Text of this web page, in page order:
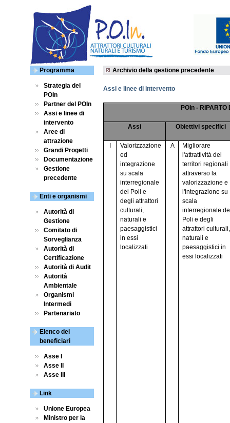
Archivio della gestione precedente
Assi e linee di intervento
POIn -
Assi Obiettivi specifici
Valorizzazione
ed
integrazione
su scala
interregionale
dei Poli e
degli attrattori
culturali,
naturali e
paesaggistici
in essi
localizzati
A
Migliorare
l'attrattività dei
territori regionali
attraverso la
valorizzazione e
l'integrazione su
scala
interregionale
Poli e degli
attrattori culturali,
naturali e
paesaggistici in
essi localizzati
Programma
Strategia del
POIn
Partner del POIn
Assi e linee di
intervento
Aree di
attrazione
Grandi Progetti
Documentazione
Gestione
precedente
Enti e organismi
Autorità di
Gestione
Comitato di
Sorveglianza
Autorità di
Certificazione
Autorità di Audit
Autorità
Ambientale
Organismi
Intermedi
Partenariato
Elenco dei
beneficiari
Asse I
Asse II
Asse III
Link
Unione Europea
Ministro per la